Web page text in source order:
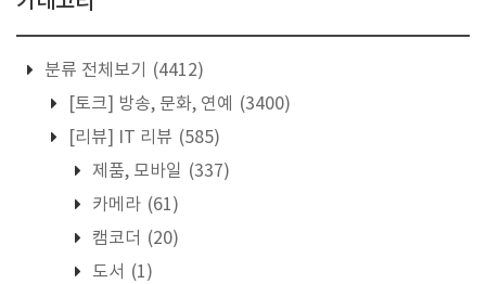
분류 전체보기
(4412)
[토크] 방송, 문화, 연예
(3400)
[리뷰] IT 리뷰 (585)
제품, 모바일 (337)
카메라 (61)
캠코더 (20)
도서 (1)